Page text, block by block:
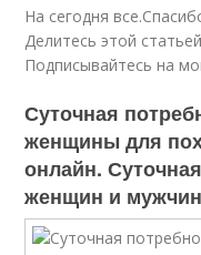
На сегодня
Делитесь этой
Подписывайтесь на
Суточная
женщины для
онлайн.
женщин и